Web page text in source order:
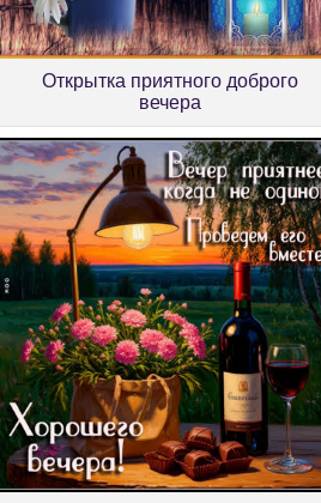
Открытка приятного доброго
вечера